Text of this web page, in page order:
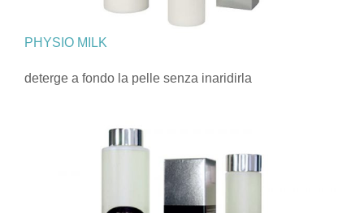
PHYSIO MILK
deterge a fondo la pelle senza inaridirla